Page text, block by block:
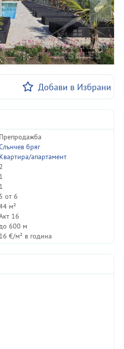
Добави в Избрани
Препродажба
бряг
Квартира/апартамент
2
1
1
5 от 6
м²
16
600 м
16 €/м² в година